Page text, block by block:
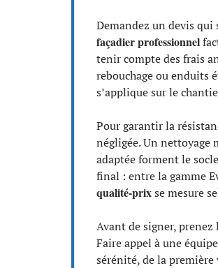
Demandez un devis
façadier professionnel
tenir compte des frais
rebouchage ou enduits
s’applique sur le
Pour garantir la
négligée. Un nettoyage
adaptée forment le
final : entre la gamme
qualité-prixse mesure
Avant de signer, prenez
Faire appel à une
sérénité, de la